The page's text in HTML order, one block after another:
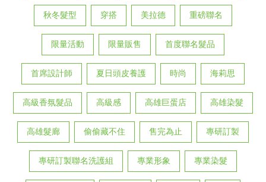
秋冬髮型 穿搭 美拉德 重磅聯名
限量活動 限量販售 首度聯名髮品
首席設計師 夏日頭皮養護 時尚 海莉思
高級香氛髮品 高級感 高雄巨蛋店 高雄染髮
高雄髮廊 偷偷藏不住 售完為止 專研訂製
專研訂製聯名洗護組 專業形象 專業染髮